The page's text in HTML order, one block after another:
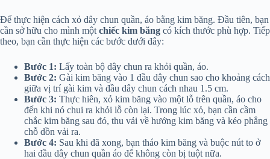
Để thực hiện cách xỏ dây chun quần, áo bằng kim băng. Đầu tiên, bạn
cần sở hữu cho mình một chiếc kim băng có kích thước phù hợp. Tiếp
theo, bạn cần thực hiện các bước dưới đây:
Bước 1: Lấy toàn bộ dây chun ra khỏi quần, áo.
Bước 2: Gài kim băng vào 1 đầu dây chun sao cho khoảng cách
giữa vị trí gài kim và đầu dây chun cách nhau 1.5 cm.
Bước 3: Thực hiên, xỏ kim băng vào một lỗ trên quần, áo cho
đến khi nó chui ra khỏi lỗ còn lại. Trong lúc xỏ, bạn cần cầm
chắc kim băng sau đó, thu vải về hướng kim băng và kéo phẳng
chỗ dồn vải ra.
Bước 4: Sau khi đã xong, bạn tháo kim băng và buộc nút to ở
hai đầu dây chun quần áo để không còn bị tuột nữa.